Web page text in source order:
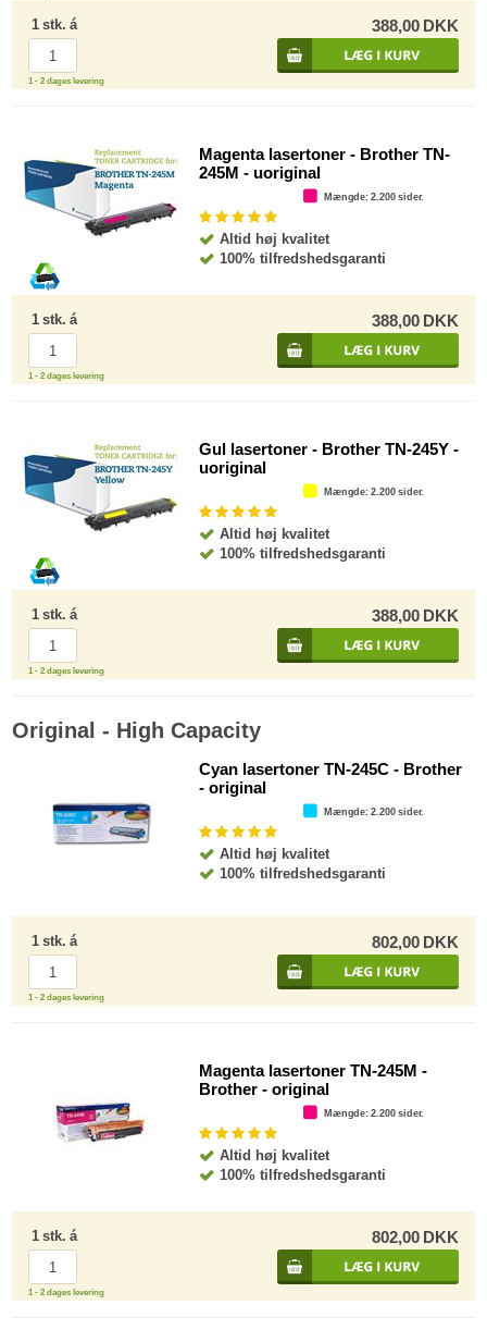
1 stk. á 388,00 DKK
1 - 2 dages levering
Magenta lasertoner - Brother TN-
245M - uoriginal
Mængde: 2.200 sider.
Altid høj kvalitet
100% tilfredshedsgaranti
1 stk. á 388,00 DKK
1 - 2 dages levering
Gul lasertoner - Brother TN-245Y -
uoriginal
Mængde: 2.200 sider.
Altid høj kvalitet
100% tilfredshedsgaranti
1 stk. á 388,00 DKK
1 - 2 dages levering
Original - High Capacity
Cyan lasertoner TN-245C - Brother
- original
Mængde: 2.200 sider.
Altid høj kvalitet
100% tilfredshedsgaranti
1 stk. á 802,00 DKK
1 - 2 dages levering
Magenta lasertoner TN-245M -
Brother - original
Mængde: 2.200 sider.
Altid høj kvalitet
100% tilfredshedsgaranti
1 stk. á 802,00 DKK
1 - 2 dages levering